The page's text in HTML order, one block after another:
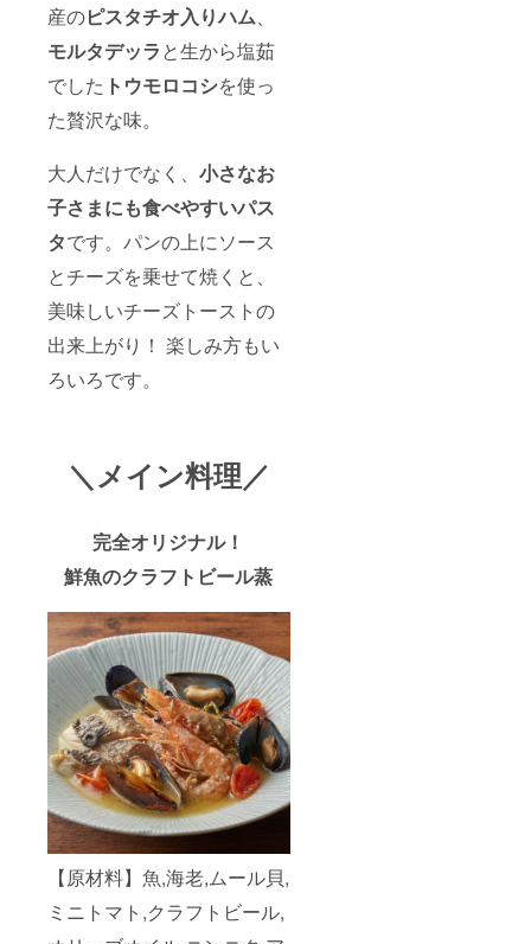
産のピスタチオ入りハム、
モルタデッラと生から塩茹
でした トウモロコシを使っ
た贅沢な味。
大人だけでなく、 小さなお
子さまにも食べやすいパス
タです。パンの上にソース
とチーズを乗せて焼くと、
美味しいチーズトーストの
出来上がり！ 楽しみ方もい
ろいろです。
＼メイン料理／
完全オリジナル！
鮮魚のクラフトビール蒸
【原材料】魚,海老,ムール貝,
ミニトマト,クラフトビール,